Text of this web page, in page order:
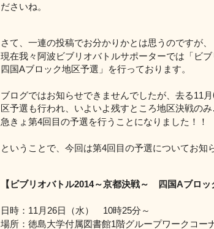
ださいね。
さて、一連の投稿でお分かりかとは思うのですが、
現在我々阿波ビブリオバトルサポーターでは「ビ
四国Aブロック地区予選」を行っております。
ブログではお知らせできませんでしたが、去る11 月
区予選も行われ、いよいよ残すところ地区決戦のみ
急きょ第4回目の予選を行うことになりました！！
ということで、今回は第4回目の予選についてお知
【ビブリオバトル2014～京都決戦～ 四国Aブロッ
日時： 11 月 26日（水） 10時25分～
場所：徳島大学付属図書館1階グループワークコー